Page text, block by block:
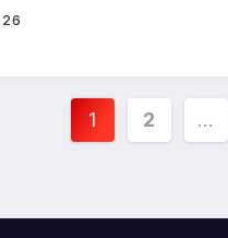
Paginación
entradas
1 2 …